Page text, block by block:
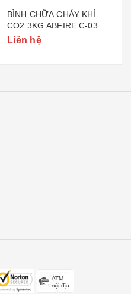
BÌNH CHỮA CHÁY KHÍ
CO2 3KG ABFIRE C-03
(TEM BỘ CÔNG AN)
Liên hệ